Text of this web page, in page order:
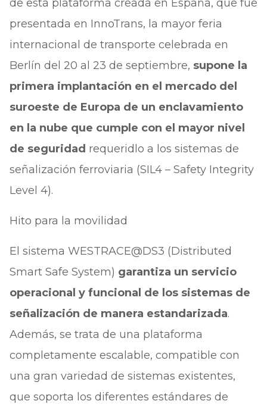
de esta plataforma creada en España, que fue
presentada en InnoTrans, la mayor feria
internacional de transporte celebrada en
Berlín del 20 al 23 de septiembre, supone la
primera implantación en el mercado del
suroeste de Europa de un enclavamiento
en la nube que cumple con el mayor nivel
de seguridad requeridlo a los sistemas de
señalización ferroviaria (SIL4 – Safety Integrity
Level 4).
Hito para la movilidad
El sistema WESTRACE@DS3 (Distributed
Smart Safe System) garantiza un servicio
operacional y funcional de los sistemas de
señalización de manera estandarizada.
Además, se trata de una plataforma
completamente escalable, compatible con
una gran variedad de sistemas existentes,
que soporta los diferentes estándares de